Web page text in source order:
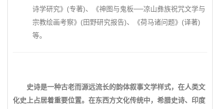
诗学研究》(专著)、《神图与鬼板──凉山彝族祝咒文学与
宗教绘画考察》(田野研究报告)、《荷马诸问题》(译著)
等。
史诗是一种古老而源远流长的韵体叙事文学样式，在人类文
化史上占居着重要位置。在东西方文化传统中，希腊史诗、印度